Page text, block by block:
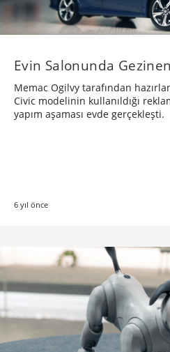
Evin Salonunda
Memac Ogilvy tarafından
Civic modelinin kullanıldığı
yapım aşaması evde gerçekleşti.
6 yıl önce